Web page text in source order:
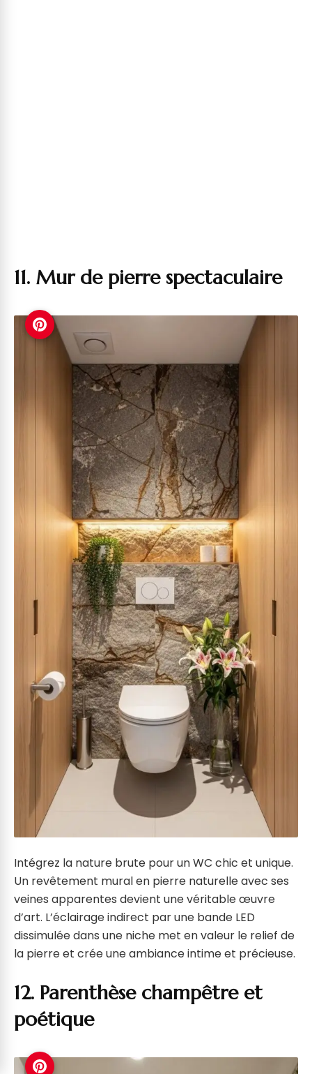
11. Mur de pierre spectaculaire
Intégrez la nature brute pour un WC chic et unique.
Un revêtement mural en pierre naturelle avec ses
veines apparentes devient une véritable œuvre
d’art. L’éclairage indirect par une bande LED
dissimulée dans une niche met en valeur le relief de
la pierre et crée une ambiance intime et précieuse.
12. Parenthèse champêtre et
poétique